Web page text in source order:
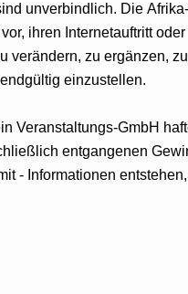
davon ohne gesonderte
oder endgültig einzustellen.
die auf dieser Website bereitgehalten